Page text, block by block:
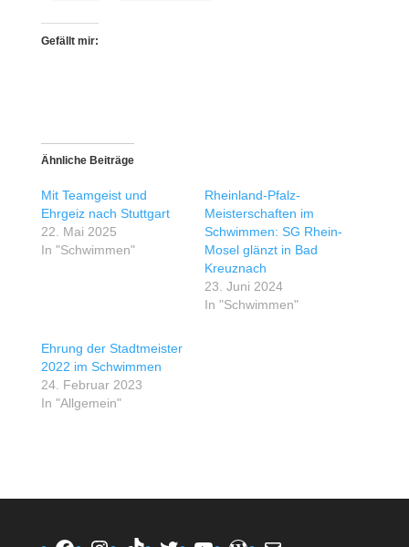
Gefällt mir:
Ähnliche Beiträge
Mit Teamgeist und
Ehrgeiz nach Stuttgart
22. Mai 2025
In "Schwimmen"
Rheinland-Pfalz-
Meisterschaften im
Schwimmen: SG Rhein-
Mosel glänzt in Bad
Kreuznach
23. Juni 2024
In "Schwimmen"
Ehrung der Stadtmeister
2022 im Schwimmen
24. Februar 2023
In "Allgemein"